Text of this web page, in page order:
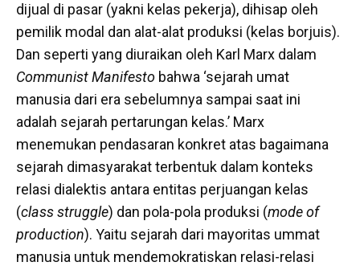
dijual di pasar (yakni kelas pekerja), dihisap oleh
pemilik modal dan alat-alat produksi (kelas borjuis).
Dan seperti yang diuraikan oleh Karl Marx dalam
Communist Manifesto bahwa ‘sejarah umat
manusia dari era sebelumnya sampai saat ini
adalah sejarah pertarungan kelas.’ Marx
menemukan pendasaran konkret atas bagaimana
sejarah dimasyarakat terbentuk dalam konteks
relasi dialektis antara entitas perjuangan kelas
(class struggle) dan pola-pola produksi (mode of
production). Yaitu sejarah dari mayoritas ummat
manusia untuk mendemokratiskan relasi-relasi